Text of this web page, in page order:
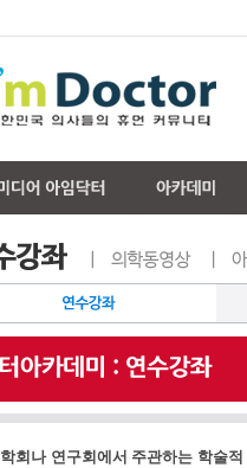
학회나 연구회에서 주관하는 학술